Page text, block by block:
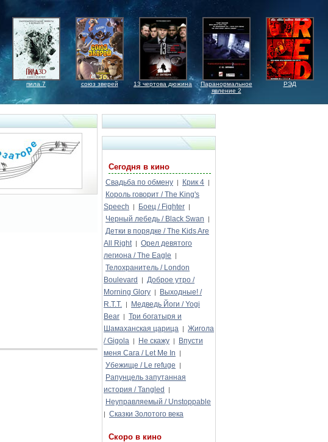
пила 7 союз зверей 13 чертова дюжина
Паранормальное
явление 2
РЭД
Сегодня в кино
Свадьба по обмену | Крик 4 |
Король говорит / The King's
Speech
| Боец / Fighter |
Черный лебедь / Black Swan |
Детки в порядке / The Kids Are
All Right | Орел девятого
легиона / The Eagle
|
Телохранитель / London
Boulevard
| Доброе утро /
Morning Glory |
Выходные! /
R.T.T. |
Медведь Йоги / Yogi
Bear | Три богатыря и
Шамаханская царица | Жигола
/ Gigola | Не скажу |
Впусти
меня Сага / Let Me In
|
Убежище / Le refuge |
Рапунцель запутанная
история / Tangled
|
Неуправляемый / Unstoppable
| Сказки Золотого века
Скоро в кино